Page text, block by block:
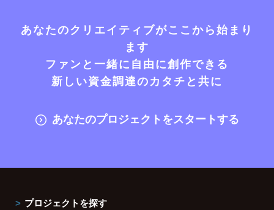
あなたのクリエイティブがここから始まり
ます
ファンと一緒に自由に創作できる
新しい資金調達のカタチと共に
あなたのプロジェクトをスタートする
プロジェクトを探す